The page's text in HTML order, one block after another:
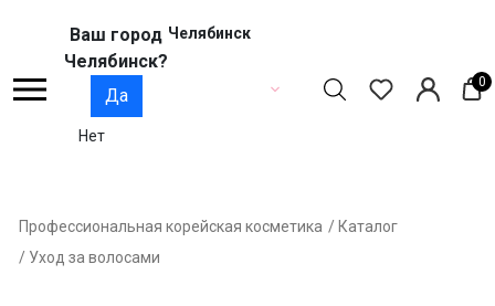
Ваш город
Челябинск?
Да
Нет
Челябинск
0
Профессиональная корейская косметика / Каталог
/ Уход за волосами